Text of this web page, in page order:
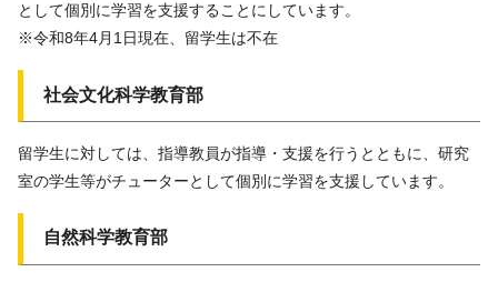
として個別に学習を支援することにしています。
※令和8年4月1日現在、留学生は不在
社会文化科学教育部
留学生に対しては、指導教員が指導・支援を行うとともに、研究
室の学生等がチューターとして個別に学習を支援しています。
自然科学教育部